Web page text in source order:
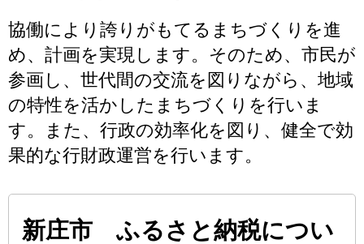
協働により誇りがもてるまちづくりを進
め、計画を実現します。そのため、市民が
参画し、世代間の交流を図りながら、地域
の特性を活かしたまちづくりを行いま
す。また、行政の効率化を図り、健全で効
果的な行財政運営を行います。
新庄市 ふるさと納税につい